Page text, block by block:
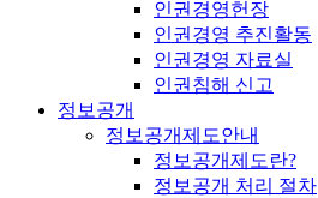
인권경영헌장
인권경영 추진활동
인권경영 자료실
인권침해 신고
정보공개
정보공개제도안내
정보공개제도란?
정보공개 처리 절차